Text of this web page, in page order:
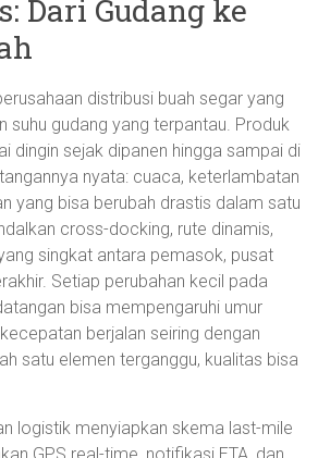
Dari Gudang ke
distribusi buah segar yang
suhu gudang yang terpantau. Produk
dingin sejak dipanen hingga sampai di
nyata: cuaca, keterlambatan
yang bisa berubah drastis dalam satu
cross-docking, rute dinamis,
singkat antara pemasok, pusat
Setiap perubahan kecil pada
bisa mempengaruhi umur
berjalan seiring dengan
satu elemen terganggu, kualitas bisa
logistik menyiapkan skema last-mile